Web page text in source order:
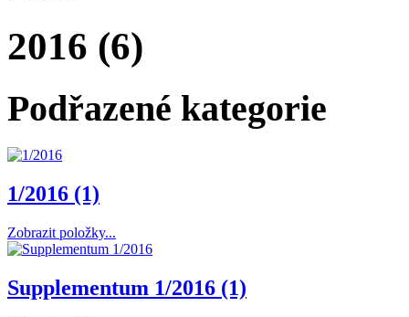
2016 (6)
Podřazené kategorie
1/2016 (1)
Zobrazit položky...
Supplementum 1/2016 (1)